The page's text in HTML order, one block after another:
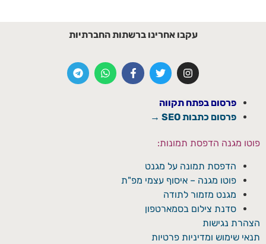
עקבו אחרינו ברשתות החברתיות
פרסום בפתח תקווה
פרסום כתבות SEO →
פוטו מגנה הדפסת תמונות:
הדפסת תמונה על מגנט
פוטו מגנה – איסוף עצמי מפ"ת
מגנט מזמור לתודה
סדנת צילום בסמארטפון
הצהרת נגישות
תנאי שימוש ומדיניות פרטיות